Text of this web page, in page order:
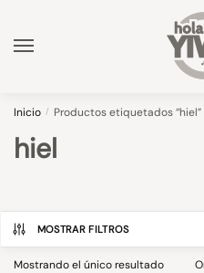
navigation
content
Inicio / Productos etiquetados “hiel”
hiel
MOSTRAR FILTROS
Mostrando el único resultado